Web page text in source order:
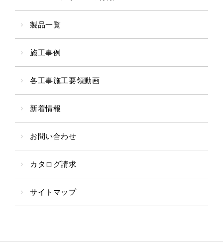
製品一覧
施工事例
各工事施工要領動画
新着情報
お問い合わせ
カタログ請求
サイトマップ